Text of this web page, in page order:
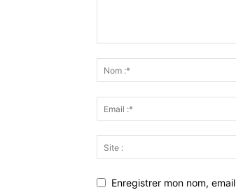
Enregistrer mon nom,